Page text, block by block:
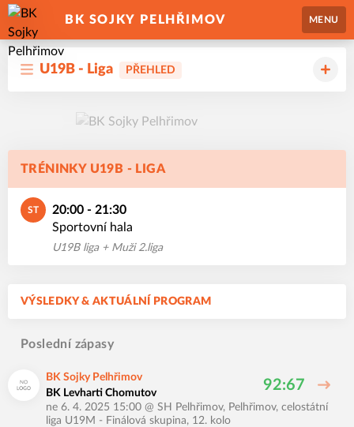
BK SOJKY PELHŘIMOV MENU
U19B - Liga PŘEHLED
TRÉNINKY U19B - LIGA
ST
20:00 - 21:30
Sportovní hala
U19B liga + Muži 2.liga
VÝSLEDKY & AKTUÁLNÍ PROGRAM
Poslední zápasy
BK Sojky Pelhřimov
BK Levharti Chomutov
92:67
ne 6. 4. 2025 15:00 @ SH Pelhřimov, Pelhřimov, celostátní
liga U19M - Finálová skupina, 12. kolo